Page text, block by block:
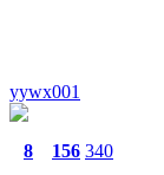
yywx001
8 156 340